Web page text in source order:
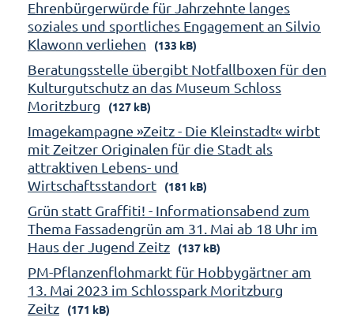
Ehrenbürgerwürde für Jahrzehnte langes
soziales und sportliches Engagement an Silvio
Klawonn verliehen
(133 kB)
Beratungsstelle übergibt Notfallboxen für den
Kulturgutschutz an das Museum Schloss
Moritzburg
(127 kB)
Imagekampagne »Zeitz - Die Kleinstadt« wirbt
mit Zeitzer Originalen für die Stadt als
attraktiven Lebens- und
Wirtschaftsstandort
(181 kB)
Grün statt Graffiti! - Informationsabend zum
Thema Fassadengrün am 31. Mai ab 18 Uhr im
Haus der Jugend Zeitz
(137 kB)
PM-Pflanzenflohmarkt für Hobbygärtner am
13. Mai 2023 im Schlosspark Moritzburg
Zeitz
(171 kB)